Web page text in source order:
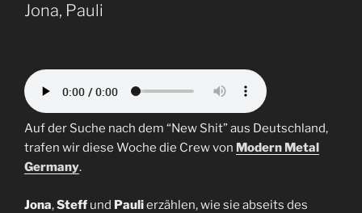
Jona, Pauli
Auf der Suche nach dem “New Shit” aus Deutschland,
trafen wir diese Woche die Crew von Modern Metal
Germany.
Jona,Steff und Paulierzählen, wie sie abseits des